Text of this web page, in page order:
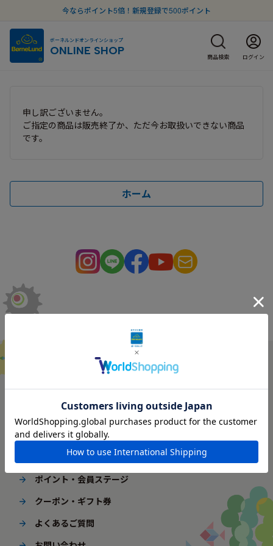
今ならポイント5倍！新規登録で500ポイント
ボーネルンドオンラインショップ
ONLINE SHOP 商品検索 ログイン
申し訳ございません。
ご指定の商品は販売終了か、ただ今お取扱いできない商品
です。
ホーム
ご利用ガイド
はじめてご利用の方へ
配送・送料
ギフト包装
ポイント・会員ステージ
クーポン・ギフト券
よくあるご質問